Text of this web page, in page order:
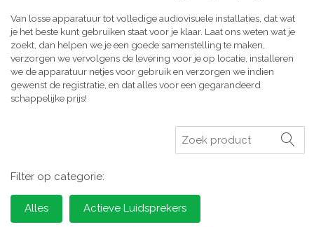
Van losse apparatuur tot volledige audiovisuele installaties, dat wat
je het beste kunt gebruiken staat voor je klaar. Laat ons weten wat je
zoekt, dan helpen we je een goede samenstelling te maken,
verzorgen we vervolgens de levering voor je op locatie, installeren
we de apparatuur netjes voor gebruik en verzorgen we indien
gewenst de registratie, en dat alles voor een gegarandeerd
schappelijke prijs!
Zoeken
Filter op categorie:
Alles Actieve Luidsprekers